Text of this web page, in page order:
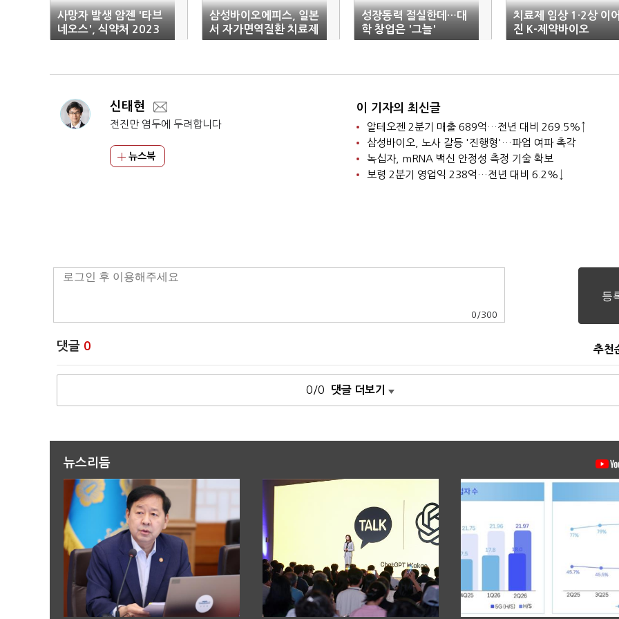
사망자 발생 암젠 '타브
네오스', 식약처 2023
년 허가했다
삼성바이오에피스, 일본
서 자가면역질환 치료제
출시
성장동력 절실한데…대
학 창업은 '그늘'
치료제 임상 1·2상 이
진 K-제약바이오
신태현
전진만 염두에 두려합니다
뉴스북
이 기자의 최신글
알테오젠 2분기 매출 689억…전년 대비 269.5%↑
삼성바이오, 노사 갈등 '진행형'…파업 여파 촉각
녹십자, mRNA 백신 안정성 측정 기술 확보
보령 2분기 영업익 238억…전년 대비 6.2%↓
0 /300
댓글 0 추천
0/0 댓글 더보기
뉴스리듬